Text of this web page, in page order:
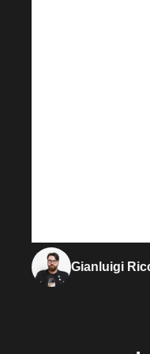
Gianluigi